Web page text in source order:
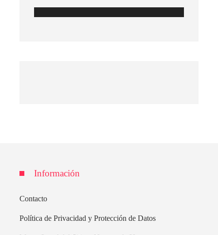
Información
Contacto
Política de Privacidad y Protección de Datos